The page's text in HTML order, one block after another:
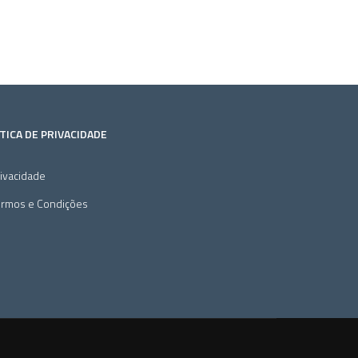
DE PRIVACIDADE
e Condições